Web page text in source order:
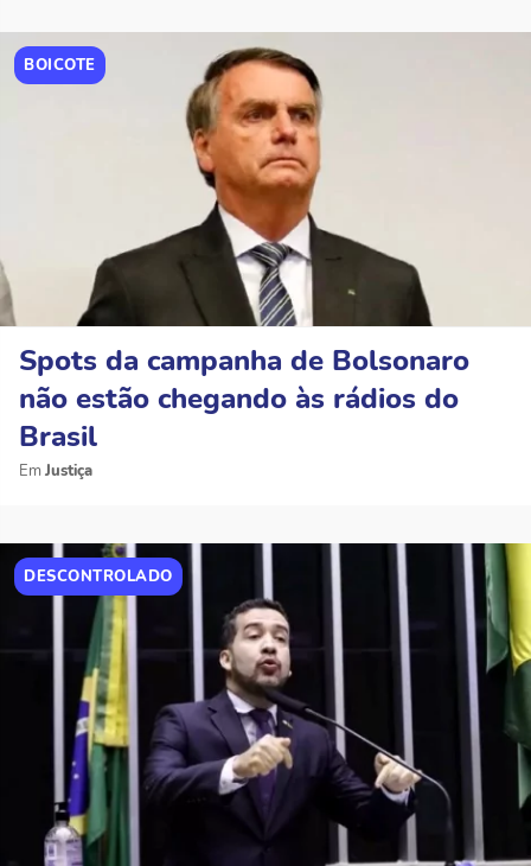
BOICOTE
Spots da campanha de Bolsonaro
não estão chegando às rádios do
Brasil
Justiça
DESCONTROLADO